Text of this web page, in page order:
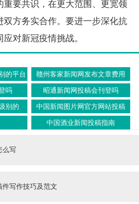
重要共识，在更大范围、更宽领
双方务实合作。要进一步深化抗
对新冠疫情挑战。
的平台 赣州客家新闻网发布文章费用
吗 昭通新闻网投稿会刊登吗
别的 中国新闻图片网官方网站投稿
中国酒业新闻投稿指南
么写
件写作技巧及范文